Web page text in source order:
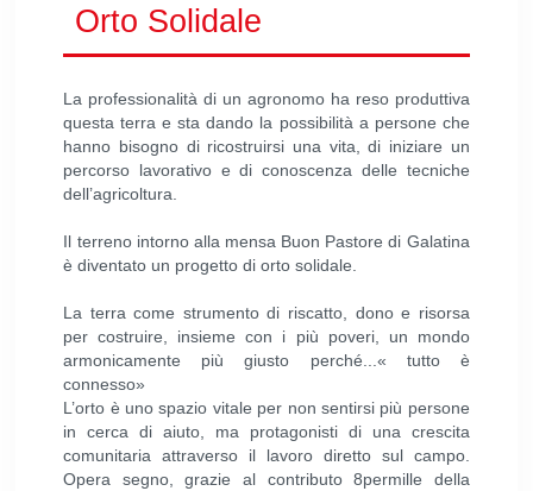
Orto Solidale
La professionalità di un agronomo ha reso produttiva
questa terra e sta dando la possibilità a persone che
hanno bisogno di ricostruirsi una vita, di iniziare un
percorso lavorativo e di conoscenza delle tecniche
dell’agricoltura.
Il terreno intorno alla mensa Buon Pastore di Galatina
è diventato un progetto di orto solidale.
La terra come strumento di riscatto, dono e risorsa
per costruire, insieme con i più poveri, un mondo
armonicamente più giusto perché...« tutto è
connesso»
L’orto è uno spazio vitale per non sentirsi più persone
in cerca di aiuto, ma protagonisti di una crescita
comunitaria attraverso il lavoro diretto sul campo.
Opera segno, grazie al contributo 8permille della